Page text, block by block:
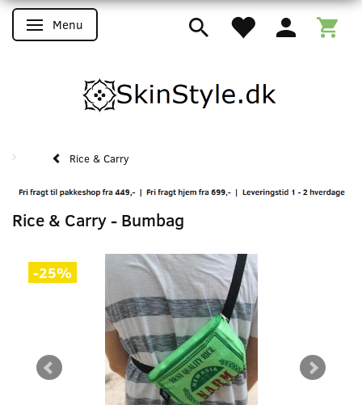
Skifte navigation
Menu
Rice & Carry
Rice & Carry - Bumbag
-25%